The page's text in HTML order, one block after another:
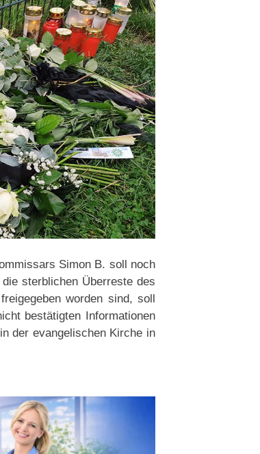
Simon B. soll noch
sterblichen Überreste des
worden sind, soll
bestätigten Informationen
der evangelischen Kirche in